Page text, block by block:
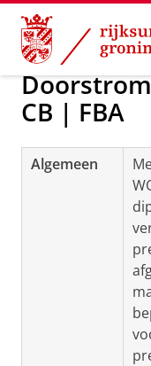
Skip
Content
Skip
Navigation
CB | FBA
Algemeen